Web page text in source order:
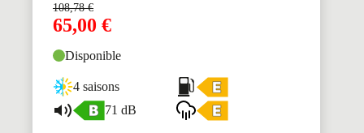
108,78€
65,00 €
Disponible
4 saisons
71 dB